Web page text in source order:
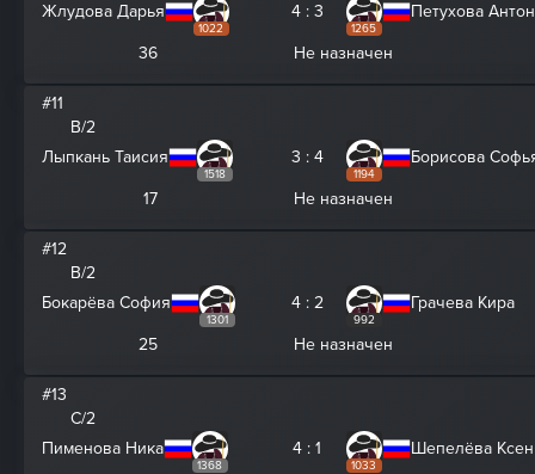
Жлудова Дарья
1022
4 : 3
1265
Петухова
36 Не назначен
#11
B/2
Лыпкань Таисия
1518
3 : 4
1194
Борисова
17 Не назначен
#12
B/2
Бокарёва София
1301
4 : 2
992
Грачева Кира
25 Не назначен
#13
C/2
Пименова Ника
1368
4 : 1
1033
Шепелёва